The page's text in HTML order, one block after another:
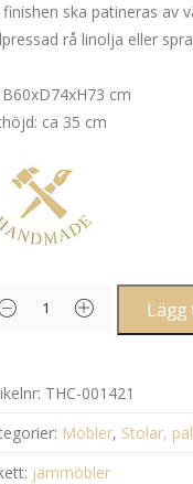
ska patineras av
rå linolja eller
B60xD74xH73 cm
ca 35 cm
THC-001421
Möbler, Stolar,
järnmöbler